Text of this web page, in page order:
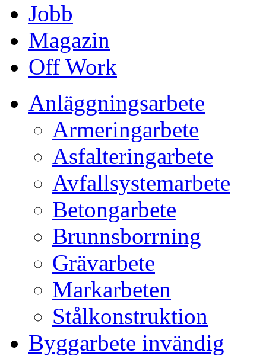
Jobb
Magazin
Off Work
Anläggningsarbete
Armeringarbete
Asfalteringarbete
Avfallsystemarbete
Betongarbete
Brunnsborrning
Grävarbete
Markarbeten
Stålkonstruktion
Byggarbete invändig